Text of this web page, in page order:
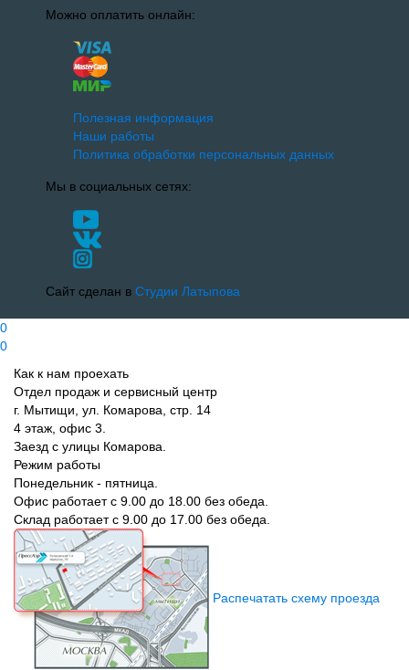
Можно оплатить онлайн:
Полезная информация
Наши работы
Политика обработки персональных данных
Мы в социальных сетях:
Сайт сделан в Студии Латыпова
0
0
Как к нам проехать
Отдел продаж и сервисный центр
г. Мытищи, ул. Комарова, стр. 14
4 этаж, офис 3.
Заезд с улицы Комарова.
Режим работы
Понедельник - пятница.
Офис работает с 9.00 до 18.00 без обеда.
Склад работает с 9.00 до 17.00 без обеда.
Распечатать схему проезда